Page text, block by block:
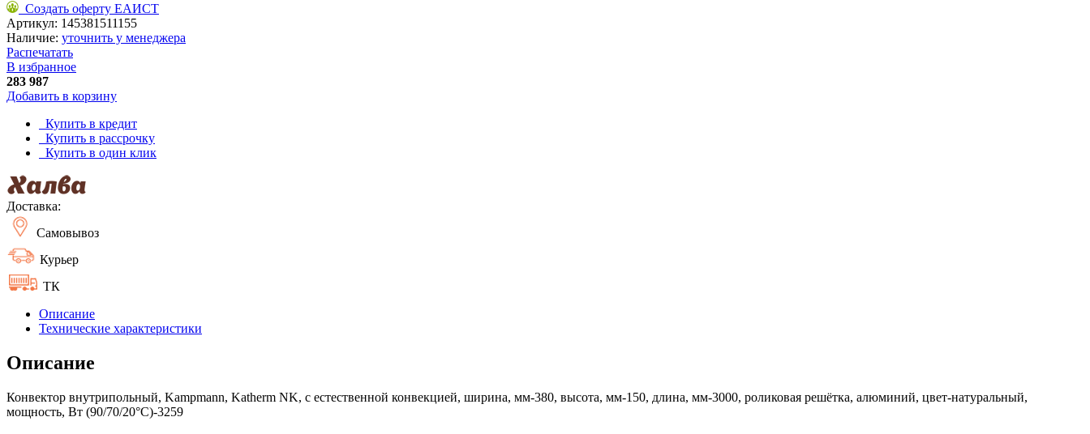
Создать оферту ЕАИСТ
Артикул: 145381511155
Наличие: уточнить у менеджера
Распечатать
В избранное
283 987
Добавить в корзину
Купить в кредит
Купить в рассрочку
Купить в один клик
Доставка:
Самовывоз
Курьер
ТК
Описание
Технические характеристики
Описание
Конвектор внутрипольный, Kampmann, Katherm NK, с естественной конвекцией, ширина, мм-380, высота, мм-150, длина, мм-3000, роликовая решётка, алюминий, цвет-натуральный,
мощность, Вт (90/70/20°C)-3259